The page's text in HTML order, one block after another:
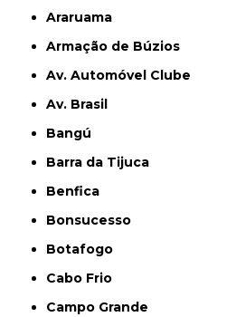
Araruama
Armação de Búzios
Av. Automóvel Clube
Av. Brasil
Bangú
Barra da Tijuca
Benfica
Bonsucesso
Botafogo
Cabo Frio
Campo Grande